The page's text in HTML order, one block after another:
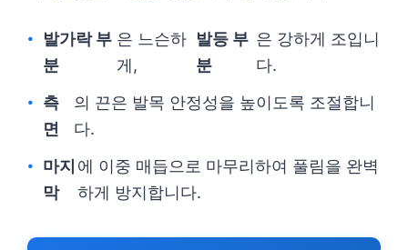
발가락 부
분
은 느슨하
게,
발등 부
분
은 강하게 조입니
다.
측
면
의 끈은 발목 안정성을 높이도록 조절합니
다.
마지
막
에 이중 매듭으로 마무리하여 풀림을 완벽
하게 방지합니다.